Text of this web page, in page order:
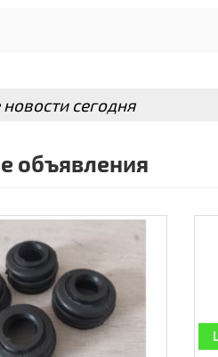
детали для
сегодня
объявления